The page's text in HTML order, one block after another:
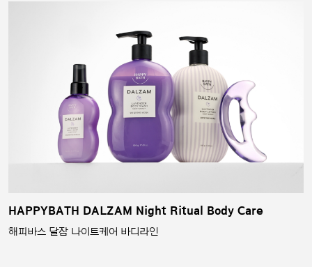
HAPPYBATH DALZAM Night Ritual Body Care
해피바스 달잠 나이트케어 바디라인